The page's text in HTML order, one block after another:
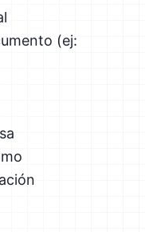
(ej: